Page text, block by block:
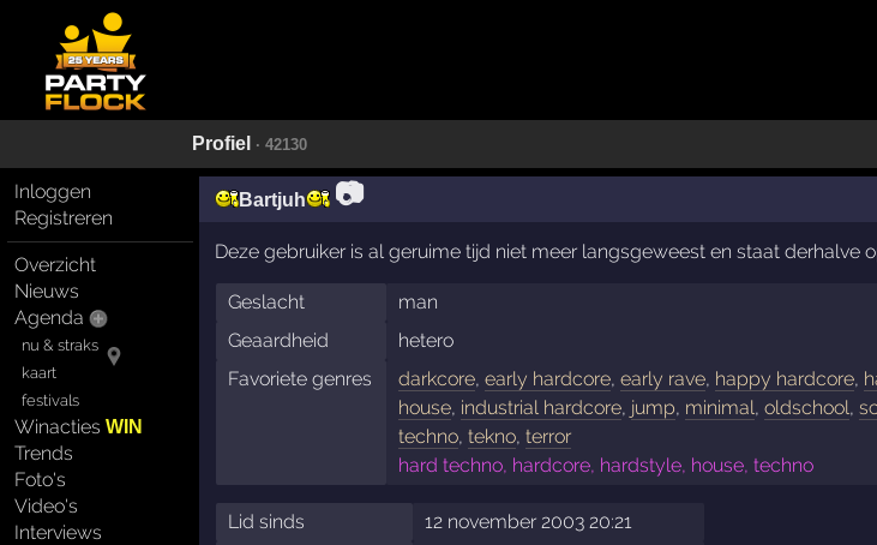
Profiel · 42130
Inloggen
Registreren
Overzicht
Nieuws
Agenda
nu & straks
kaart
festivals
WinactiesWIN
Trends
Foto's
Video's
Interviews
Bartjuh 📷
Deze gebruiker is al geruime tijd niet meer langsgeweest en staat derhalve
Geslacht
man
Geaardheid
hetero
Favoriete genres
darkcore,early hardcore,early rave, happy hardcore,
house, industrial hardcore, jump, minimal,oldschool,
techno,tekno,terror
hard techno, hardcore, hardstyle, house, techno
Lid sinds
12 november 2003 20:21